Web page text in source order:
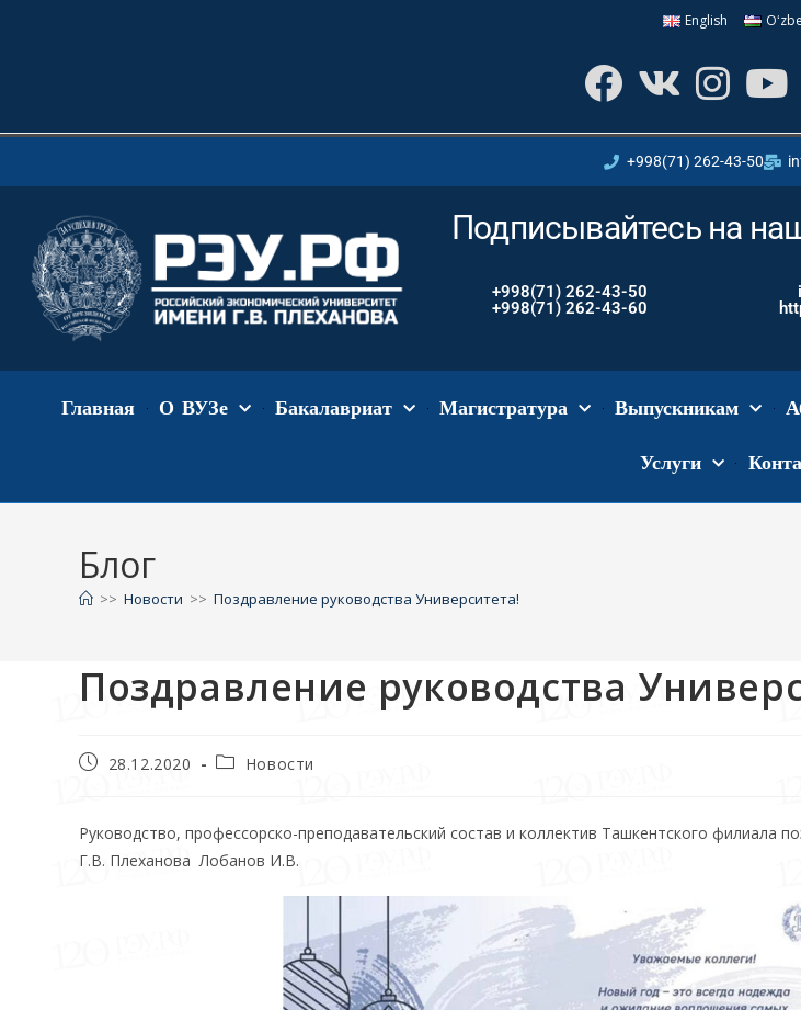
English
+998(71) 262-43-50
Подписывайтесь на
+998(71) 262-43-50
+998(71) 262-43-60
Главная О ВУЗе Бакалавриат Магистратура Выпускникам
Услуги
Блог
>> Новости >> Поздравление руководства Университета!
Поздравление руководства
28.12.2020 Новости
Руководство, профессорско-преподавательский состав и коллектив Ташкентского филиала
Г.В. Плеханова Лобанов И.В.